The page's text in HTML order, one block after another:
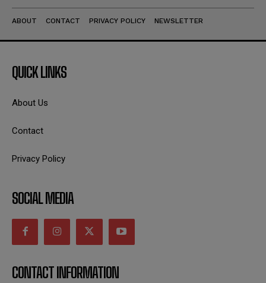
ABOUT CONTACT PRIVACY POLICY NEWSLETTER
QUICK LINKS
About Us
Contact
Privacy Policy
SOCIAL MEDIA
CONTACT INFORMATION